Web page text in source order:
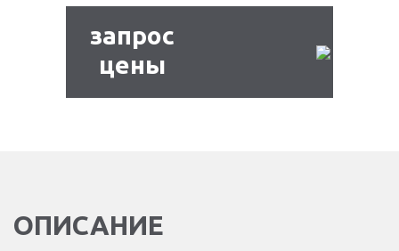
запрос
цены
ОПИСАНИЕ